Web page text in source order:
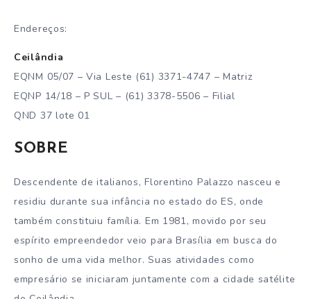
Endereços:
Ceilândia
EQNM 05/07 – Via Leste (61) 3371-4747 – Matriz
EQNP 14/18 – P SUL – (61) 3378-5506 – Filial
QND 37 lote 01
SOBRE
Descendente de italianos, Florentino Palazzo nasceu e
residiu durante sua infância no estado do ES, onde
também constituiu família. Em 1981, movido por seu
espírito empreendedor veio para Brasília em busca do
sonho de uma vida melhor. Suas atividades como
empresário se iniciaram juntamente com a cidade satélite